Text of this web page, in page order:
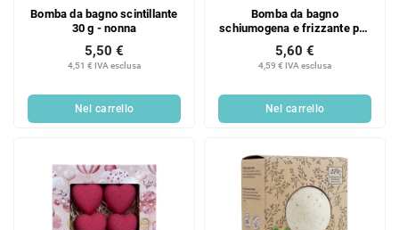
Bomba da bagno scintillante
30 g - nonna
4,51 € IVA esclusa
5,50 €
Nel carrello
Bomba da bagno
schiumogena e frizzante per
4,59 € IVA esclusa
5,60 €
Nel carrello